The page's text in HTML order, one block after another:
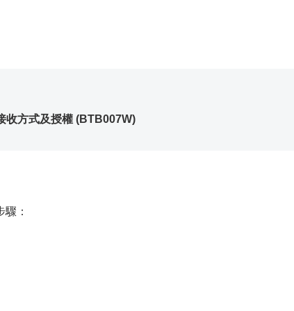
收方式及授權 (BTB007W)
：